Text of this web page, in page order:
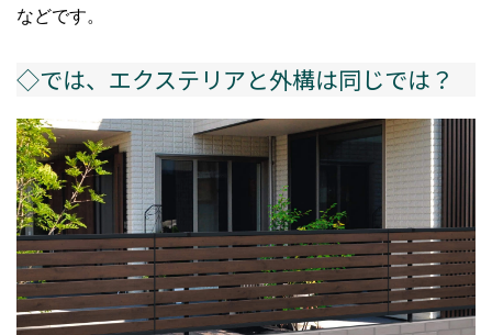
などです。
◇では、エクステリアと外構は同じでは？